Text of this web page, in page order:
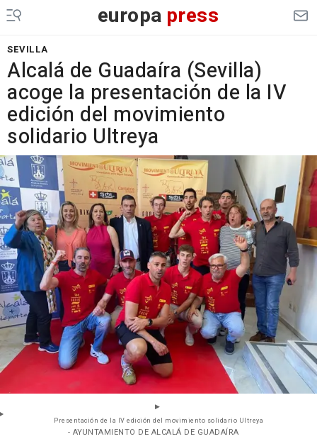
europa press
SEVILLA
Alcalá de Guadaíra (Sevilla)
acoge la presentación de la IV
edición del movimiento
solidario Ultreya
Presentación de la IV edición del movimiento solidario Ultreya
- AYUNTAMIENTO DE ALCALÁ DE GUADAÍRA